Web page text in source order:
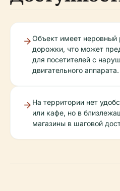
Объект имеет
дорожки, что может
для посетителей с
двигательного аппарата.
На территории нет
или кафе, но в
магазины в шаговой